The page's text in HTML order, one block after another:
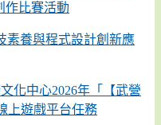
作比賽活動
素養與程式設計創新應
化中心2026年「【武營
上遊戲平台任務